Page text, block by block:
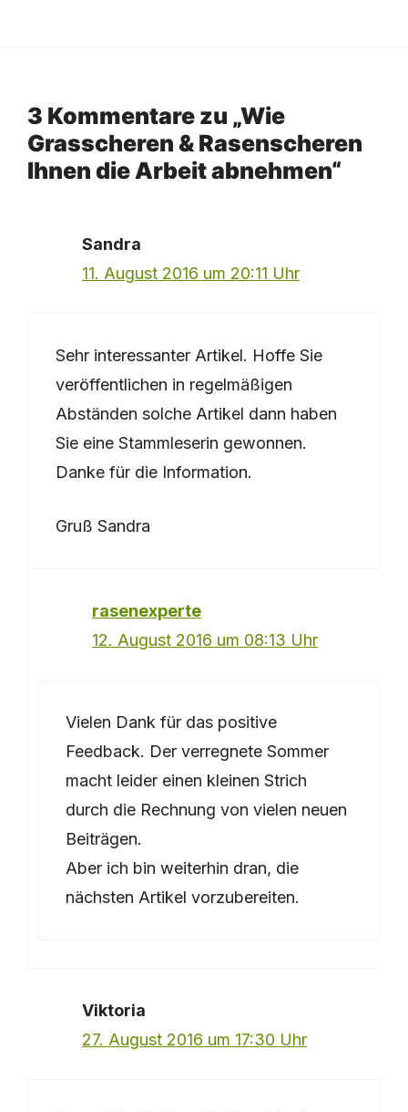
3 Kommentare zu „Wie
Grasscheren & Rasenscheren
Ihnen die Arbeit abnehmen“
Sandra
11. August 2016 um 20:11 Uhr
Sehr interessanter Artikel. Hoffe Sie
veröffentlichen in regelmäßigen
Abständen solche Artikel dann haben
Sie eine Stammleserin gewonnen.
Danke für die Information.
Gruß Sandra
rasenexperte
12. August 2016 um 08:13 Uhr
Vielen Dank für das positive
Feedback. Der verregnete Sommer
macht leider einen kleinen Strich
durch die Rechnung von vielen neuen
Beiträgen.
Aber ich bin weiterhin dran, die
nächsten Artikel vorzubereiten.
Viktoria
27. August 2016 um 17:30 Uhr